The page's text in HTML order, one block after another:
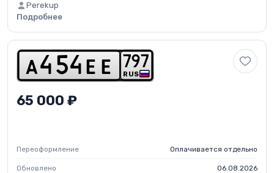
Perekup
Подробнее
a 4 54 e e RUS
79 7
65 000 ₽
Переоформление Оплачивается отдельно
Обновлено 06.08.2026